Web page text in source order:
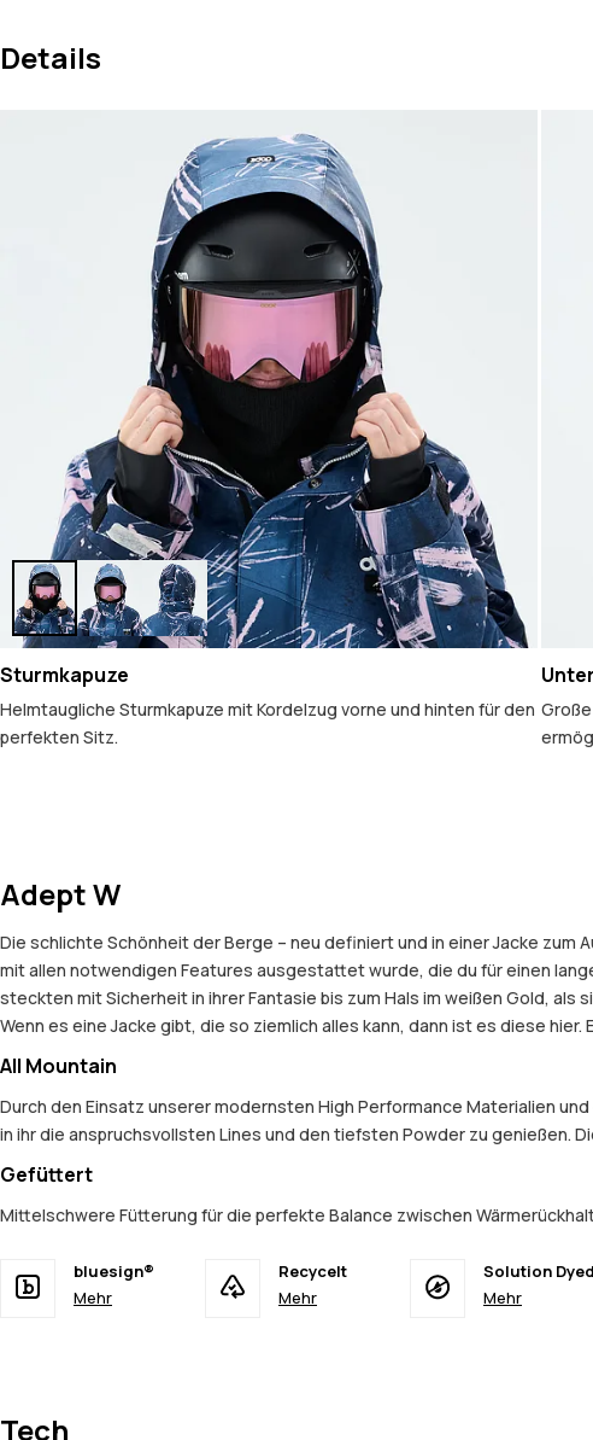
Details
Sturmkapuze
Helmtaugliche Sturmkapuze mit Kordelzug vorne und hinten für den
perfekten Sitz.
Adept W
Die schlichte Schönheit der Berge – neu definiert und in einer Jacke zum
mit allen notwendigen Features ausgestattet wurde, die du für einen
steckten mit Sicherheit in ihrer Fantasie bis zum Hals im weißen Gold,
Wenn es eine Jacke gibt, die so ziemlich alles kann, dann ist es diese hier.
All Mountain
Durch den Einsatz unserer modernsten High Performance Materialien
in ihr die anspruchsvollsten Lines und den tiefsten Powder zu genießen.
Gefüttert
Mittelschwere Fütterung für die perfekte Balance zwischen
bluesign®
Mehr
Recycelt
Mehr
Solution Dyed
Mehr
Tech